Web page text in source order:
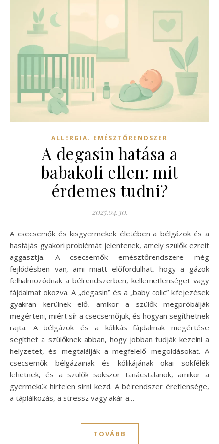
ALLERGIA, EMÉSZTŐRENDSZER
A degasin hatása a
babakoli ellen: mit
érdemes tudni?
2025.04.30.
A csecsemők és kisgyermekek életében a bélgázok és a
hasfájás gyakori problémát jelentenek, amely szülők ezreit
aggasztja. A csecsemők emésztőrendszere még
fejlődésben van, ami miatt előfordulhat, hogy a gázok
felhalmozódnak a bélrendszerben, kellemetlenséget vagy
fájdalmat okozva. A „degasin” és a „baby colic” kifejezések
gyakran kerülnek elő, amikor a szülők megpróbálják
megérteni, miért sír a csecsemőjük, és hogyan segíthetnek
rajta. A bélgázok és a kólikás fájdalmak megértése
segíthet a szülőknek abban, hogy jobban tudják kezelni a
helyzetet, és megtalálják a megfelelő megoldásokat. A
csecsemők bélgázainak és kólikájának okai sokfélék
lehetnek, és a szülők sokszor tanácstalanok, amikor a
gyermekük hirtelen sírni kezd. A bélrendszer éretlensége,
a táplálkozás, a stressz vagy akár a…
TOVÁBB